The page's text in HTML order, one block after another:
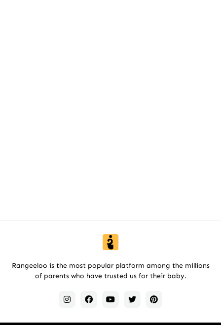
Rangeeloo is the most popular platform among the millions
of parents who have trusted us for their baby.